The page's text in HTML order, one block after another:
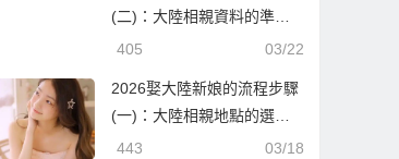
(二)：大陸相親資料的準備
與報名確認！
03/22
405
2026娶大陸新娘的流程步驟
(一)：大陸相親地點的選
擇！
03/18
443